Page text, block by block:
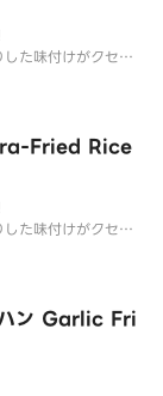
た味付けがクセに
Fried Rice
た味付けがクセに
ハン Garlic Fri